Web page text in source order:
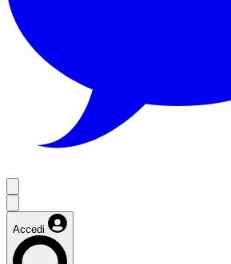
Accedi